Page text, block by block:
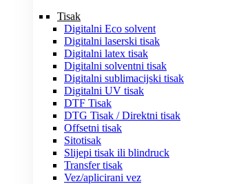
Tisak
Digitalni Eco solvent
Digitalni laserski tisak
Digitalni latex tisak
Digitalni solventni tisak
Digitalni sublimacijski tisak
Digitalni UV tisak
DTF Tisak
DTG Tisak / Direktni tisak
Offsetni tisak
Sitotisak
Slijepi tisak ili blindruck
Transfer tisak
Vez/aplicirani vez